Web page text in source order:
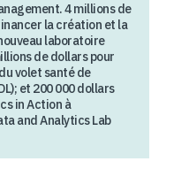
4 millions de
la création et la
laboratoire
de dollars pour
volet santé de
et 200 000 dollars
in Action à
and Analytics Lab